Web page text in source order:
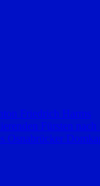
Friedrich Harms
Fürsten
Osnabrücker